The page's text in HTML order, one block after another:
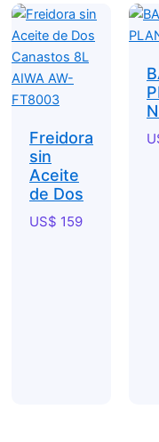
Freidora
sin
Aceite
de Dos
US$ 159